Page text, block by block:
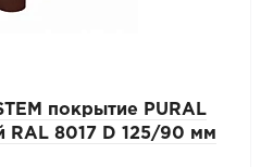
покрытие PURAL
RAL 8017 D 125/90 мм